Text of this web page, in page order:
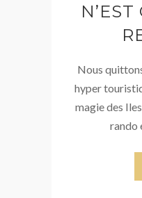
Nous
hyper
magie des
rando